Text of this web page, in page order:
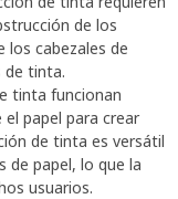
de los
los cabezales de
de tinta.
tinta funcionan
papel para crear
de tinta es versátil
de papel, lo que la
usuarios.